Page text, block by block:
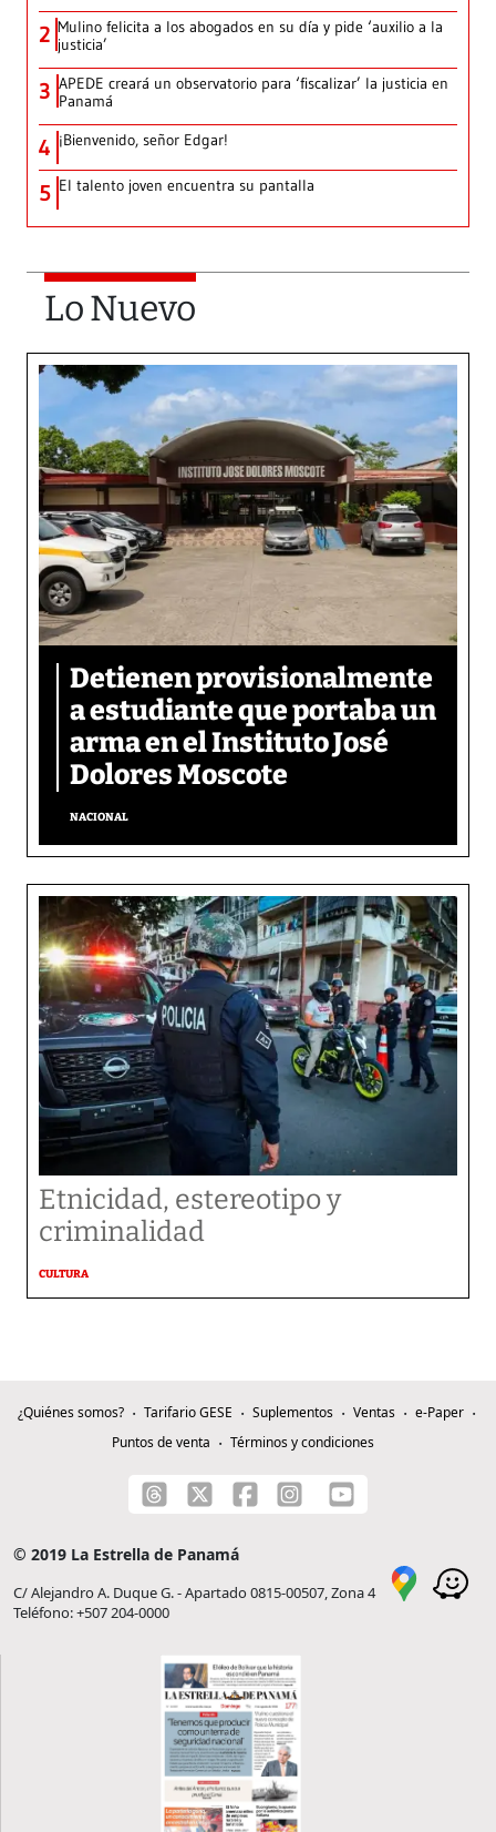
2 Mulino felicita a los abogados en su día y pide ‘auxilio a la
justicia’
3 APEDE creará un observatorio para ‘fiscalizar’ la justicia en
Panamá
4 ¡Bienvenido, señor Edgar!
5 El talento joven encuentra su pantalla​
Lo Nuevo
Detienen provisionalmente
a estudiante que portaba un
arma en el Instituto José
Dolores Moscote
NACIONAL
Etnicidad, estereotipo y
criminalidad
CULTURA
¿Quiénes somos? Tarifario GESE Suplementos Ventas
e-Paper
Puntos de venta
Términos y condiciones
© 2019 La Estrella de Panamá
C/ Alejandro A. Duque G. - Apartado 0815-00507, Zona 4
Teléfono: +507 204-0000